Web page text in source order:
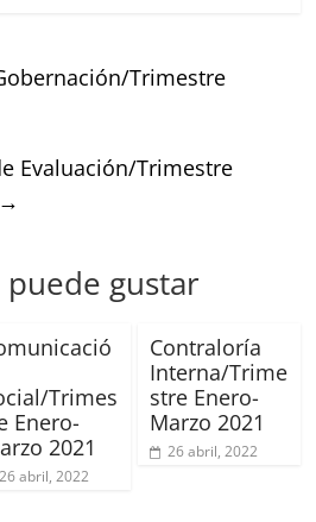
Trimestre
Evaluación/Trimestre
→
gustar
Trimes
Enero-
2021
26 abril, 2022
Contraloría
Interna/Trime
stre Enero-
Marzo 2021
26 abril, 2022